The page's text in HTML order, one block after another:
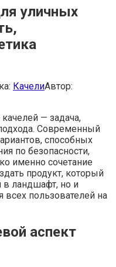
уличных
КачелиАвтор:
— задача,
Современный
способных
по безопасности,
именно сочетание
продукт, который
в ландшафт, но и
всех пользователей на
аспект